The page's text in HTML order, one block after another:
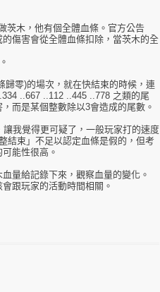
茨木，他有個全體血條。官方公告
傷害會從全體血條扣除，當茨木的全
歸零)的場次，就在快結束的時候，連
..667 ..112 ..445 ..778 之類的尾
而是某個整數除以3會造成的尾數。
我覺得更可疑了，一般玩家打的速度
結束」不足以認定血條是假的，但考
能性很高。
量給記錄下來，觀察血量的變化。
跟玩家的活動時間相關。